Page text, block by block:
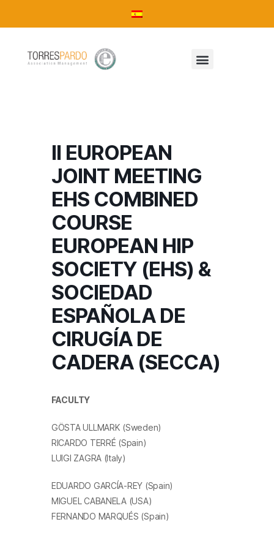
II EUROPEAN
JOINT MEETING
EHS COMBINED
COURSE
EUROPEAN HIP
SOCIETY (EHS) &
SOCIEDAD
ESPAÑOLA DE
CIRUGÍA DE
CADERA (SECCA)
FACULTY
GÖSTA ULLMARK (Sweden)
RICARDO TERRÉ (Spain)
LUIGI ZAGRA (Italy)
EDUARDO GARCÍA-REY (Spain)
MIGUEL CABANELA (USA)
FERNANDO MARQUÉS (Spain)